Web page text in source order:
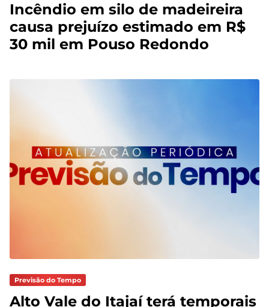
Incêndio em silo de madeireira
causa prejuízo estimado em R$
30 mil em Pouso Redondo
Previsão do Tempo
Alto Vale do Itajaí terá temporais